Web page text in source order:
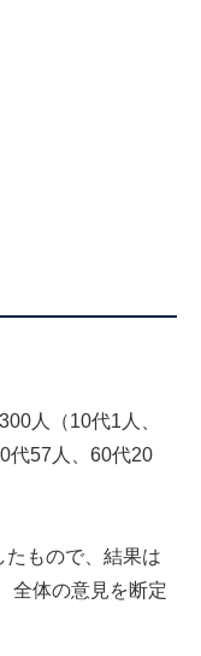
人（10代1人、
代57人、60代20
もので、結果は
全体の意見を断定